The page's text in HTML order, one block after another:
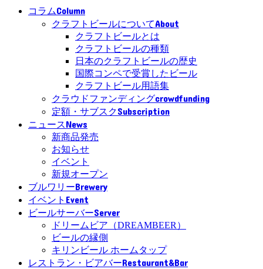
コラムColumn
クラフトビールについてAbout
クラフトビールとは
クラフトビールの種類
日本のクラフトビールの歴史
国際コンペで受賞したビール
クラフトビール用語集
クラウドファンディングcrowdfunding
定額・サブスクSubscription
ニュースNews
新商品発売
お知らせ
イベント
新規オープン
ブルワリーBrewery
イベント Event
ビールサーバーServer
ドリームビア（DREAMBEER）
ビールの縁側
キリンビール ホームタップ
レストラン・ビアバーRestaurant&Bar